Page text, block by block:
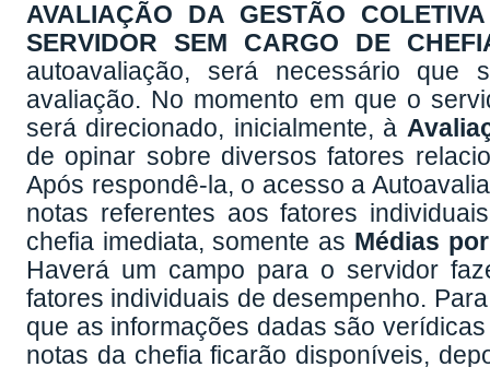
AVALIAÇÃO DA GESTÃO
SERVIDOR SEM CARGO DE
autoavaliação, será necessário
avaliação. No momento em que o
será direcionado, inicialmente, à
de opinar sobre diversos fatores
Após respondê-la, o acesso a
notas referentes aos fatores
chefia imediata, somente as Médias
Haverá um campo para o servidor
fatores individuais de desempenho.
que as informações dadas são
notas da chefia ficarão disponíveis,